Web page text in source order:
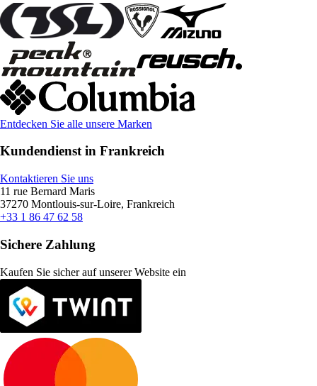
Entdecken Sie alle unsere Marken
Kundendienst in Frankreich
Kontaktieren Sie uns
11 rue Bernard Maris
37270 Montlouis-sur-Loire, Frankreich
+33 1 86 47 62 58
Sichere Zahlung
Kaufen Sie sicher auf unserer Website ein